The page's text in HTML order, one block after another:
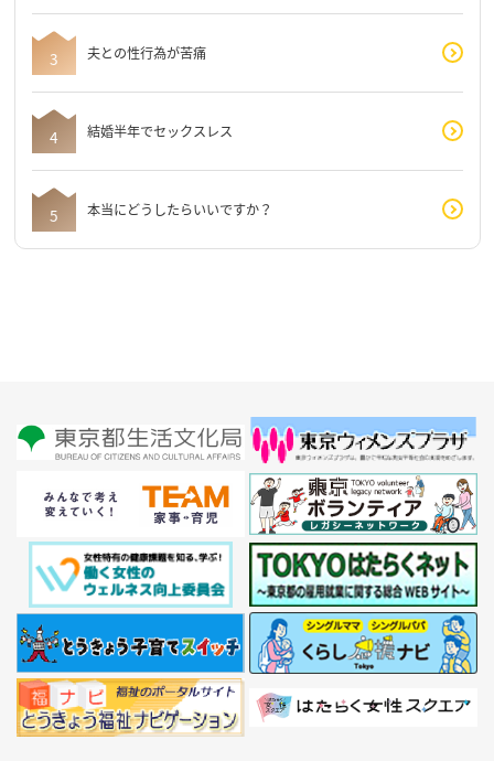
夫との性行為が苦痛
結婚半年でセックスレス
本当にどうしたらいいですか？